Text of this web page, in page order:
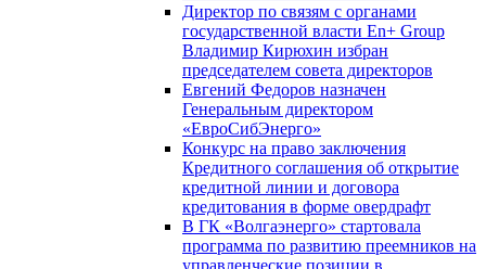
Директор по связям с органами
государственной власти En+ Group
Владимир Кирюхин избран
председателем совета директоров
Евгений Федоров назначен
Генеральным директором
«ЕвроСибЭнерго»
Конкурс на право заключения
Кредитного соглашения об открытие
кредитной линии и договора
кредитования в форме овердрафт
В ГК «Волгаэнерго» стартовала
программа по развитию преемников на